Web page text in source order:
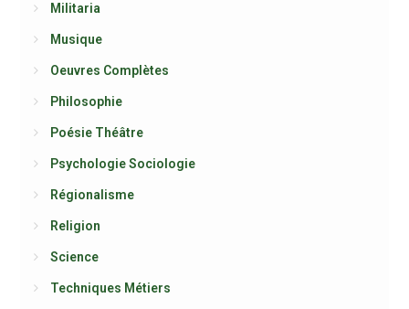
Militaria
Musique
Oeuvres Complètes
Philosophie
Poésie Théâtre
Psychologie Sociologie
Régionalisme
Religion
Science
Techniques Métiers